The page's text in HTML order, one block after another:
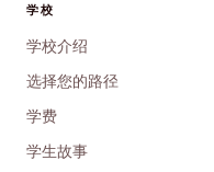
学校
学校介绍
选择您的路径
学费
学生故事